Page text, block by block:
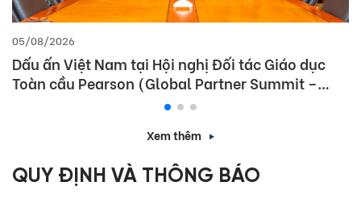
05/08/2026
Dấu ấn Việt Nam tại Hội nghị Đối tác Giáo dục
Toàn cầu Pearson (Global Partner Summit –
Xem thêm
QUY ĐỊNH VÀ THÔNG BÁO